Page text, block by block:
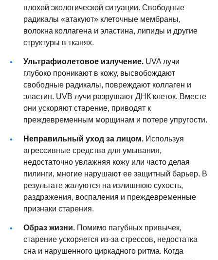
плохой экологической ситуации. Свободные
радикалы «атакуют» клеточные мембраны,
волокна коллагена и эластина, липиды и другие
структуры в тканях.
Ультрафиолетовое излучение. UVA лучи
глубоко проникают в кожу, высвобождают
свободные радикалы, повреждают коллаген и
эластин. UVB лучи разрушают ДНК клеток. Вместе
они ускоряют старение, приводят к
преждевременным морщинам и потере упругости.
Неправильный уход за лицом. Используя
агрессивные средства для умывания,
недостаточно увлажняя кожу или часто делая
пилинги, многие нарушают ее защитный барьер. В
результате жалуются на излишнюю сухость,
раздражения, воспаления и преждевременные
признаки старения.
Образ жизни. Помимо пагубных привычек,
старение ускоряется из-за стрессов, недостатка
сна и нарушенного циркадного ритма. Когда